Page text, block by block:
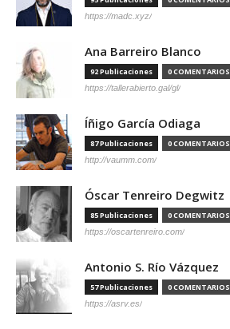
https://madc.xyz/
Ana Barreiro Blanco
92 Publicaciones 0 COMENTARIOS
https://tallerabierto.gal/gl/
Íñigo García Odiaga
87 Publicaciones 0 COMENTARIOS
http://vaumm.com/
Óscar Tenreiro Degwitz
85 Publicaciones 0 COMENTARIOS
https://oscartenreiro.com/
Antonio S. Río Vázquez
57 Publicaciones 0 COMENTARIOS
https://asrv.es/